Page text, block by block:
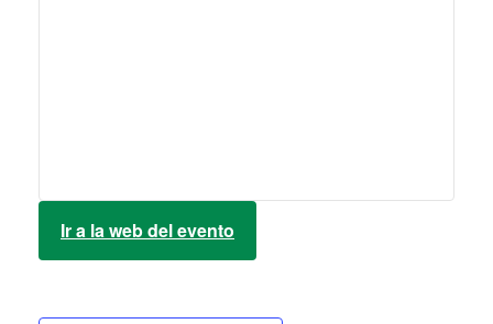
Ir a la web del evento